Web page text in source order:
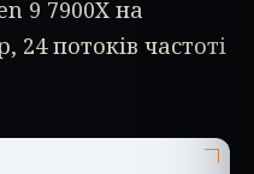
9 7900X на
24 потоків частоті